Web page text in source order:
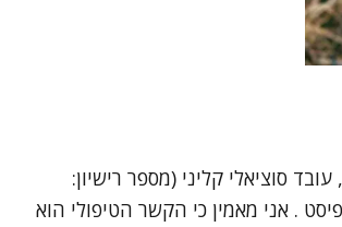
סוציאלי קליני (מספר רישיון:
. אני מאמין כי הקשר הטיפולי הוא